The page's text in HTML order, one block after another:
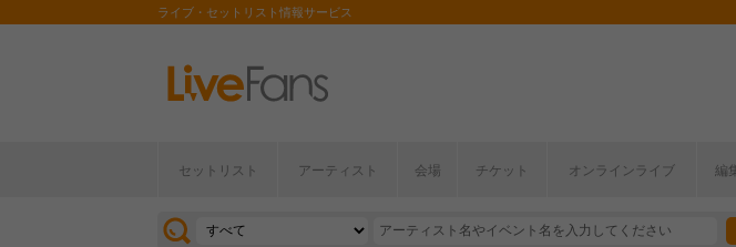
ライブ・セットリスト情報サービス
セットリスト アーティスト 会場 チケット オンラインライブ 編
[2026/07/28] 【ライブ動員ランキング】2026年上半期編発表！